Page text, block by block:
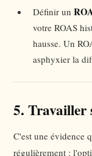
Définir un
votre ROAS
hausse. Un
asphyxier la
5. Travailler
C'est une évidence
régulièrement :